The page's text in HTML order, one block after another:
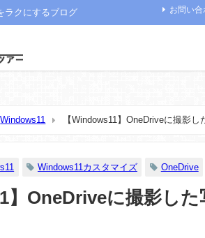
ラクにするブログ お問い合
Windows11 【Windows11】OneDriveに撮影
Windows11カスタマイズ OneDrive
】OneDriveに撮影し